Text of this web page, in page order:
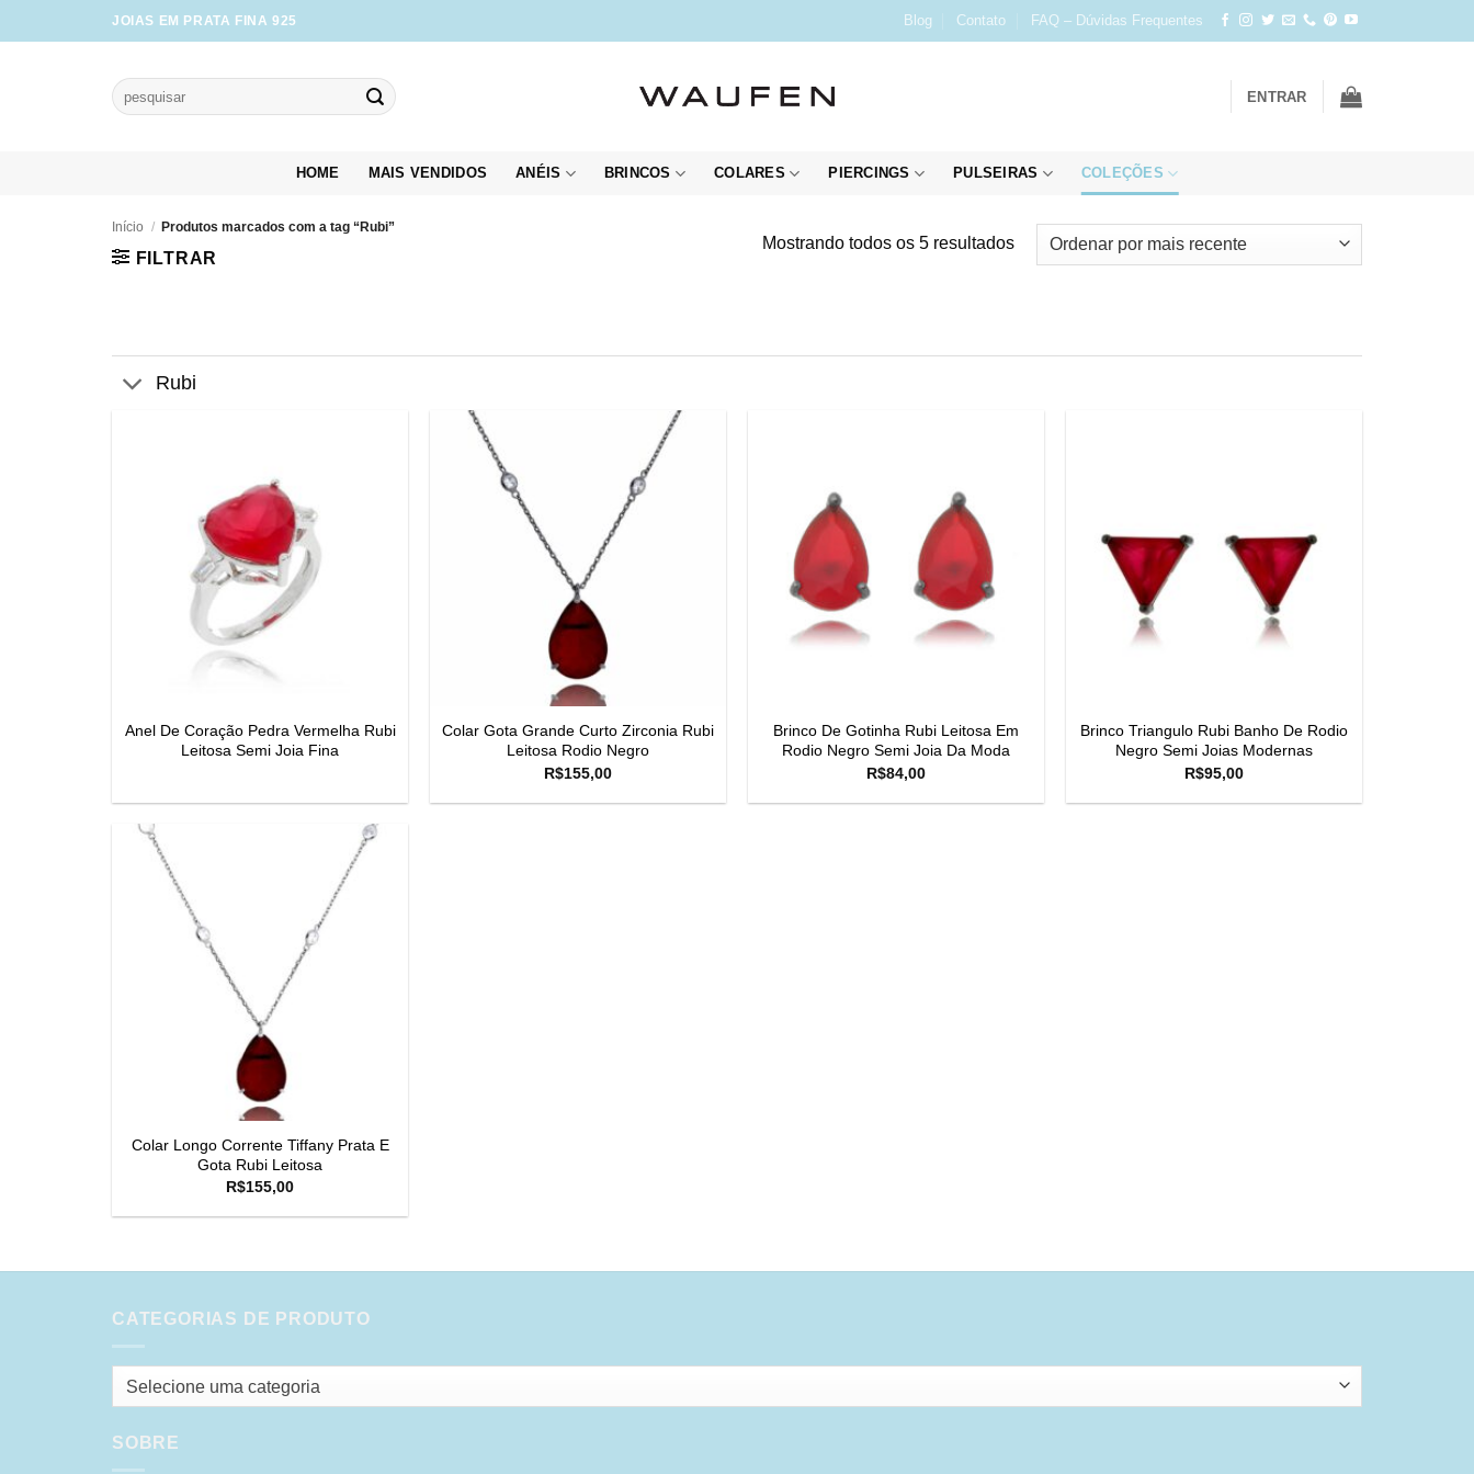
to
JOIAS EM PRATA FINA 925 Blog Contato FAQ – Dúvidas Frequentes
Pesquisar
por:
ENTRAR
HOME MAIS VENDIDOS ANÉIS BRINCOS COLARES PIERCINGS PULSEIRAS COLEÇÕES
Início / Produtos marcados com a tag “Rubi”
FILTRAR
Mostrando todos os 5 resultadosClassificado
por
Rubi
Anel De Coração Pedra Vermelha Rubi
Leitosa Semi Joia Fina
Colar Gota Grande Curto Zirconia Rubi
Leitosa Rodio Negro
R$155,00
Brinco De Gotinha Rubi Leitosa Em
Rodio Negro Semi Joia Da Moda
R$84,00
Brinco Triangulo Rubi Banho De Rodio
Negro Semi Joias Modernas
R$95,00
Colar Longo Corrente Tiffany Prata E
Gota Rubi Leitosa
R$155,00
CATEGORIAS DE PRODUTO
Selecione uma categoria
SOBRE